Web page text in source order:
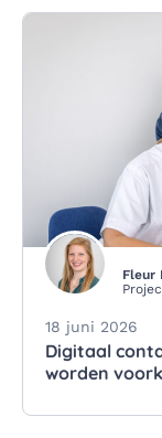
Fleur
18 juni 2026
Digitaal
worden